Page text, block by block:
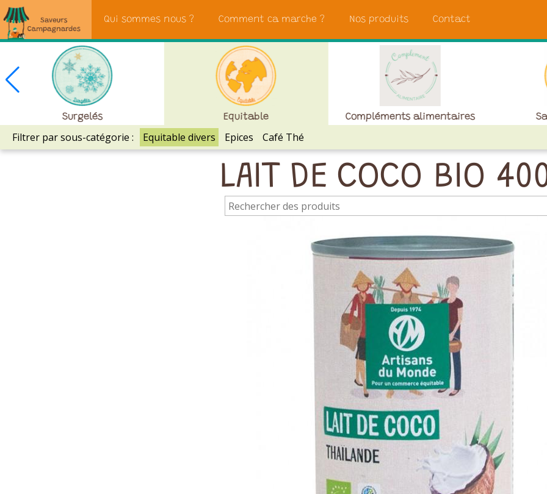
Campagnardes
Qui sommes nous ? Comment ca marche ? Nos produits Contact
Surgelés Equitable Compléments alimentaires
Filtrer par sous-catégorie : Equitable divers Epices Café Thé
LAIT DE COCO BIO